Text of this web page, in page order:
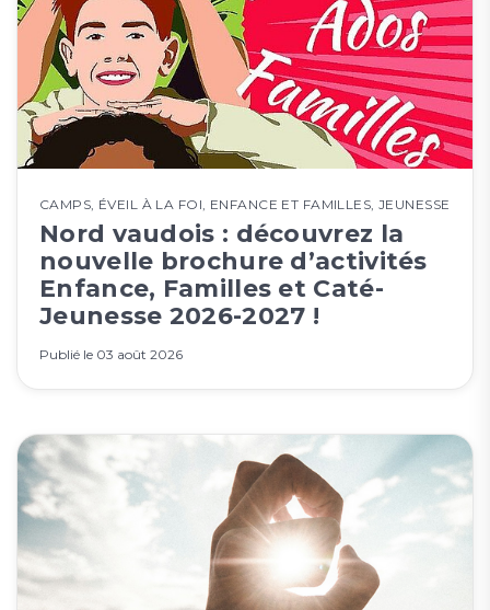
CAMPS ÉVEIL À LA FOI ENFANCE ET FAMILLES JEUNESSE
Nord vaudois : découvrez la
nouvelle brochure d’activités
Enfance, Familles et Caté-
Jeunesse 2026-2027 !
Publié le 03 août 2026